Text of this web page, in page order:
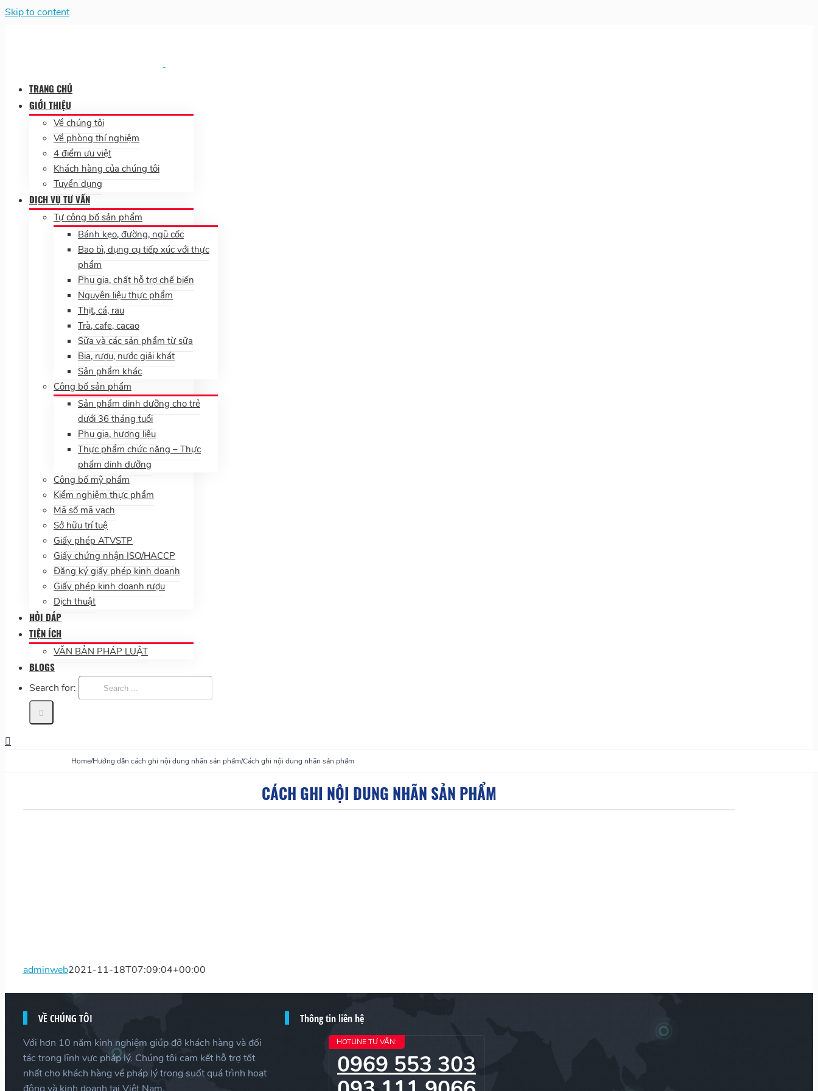
Skip to content
TRANG CHỦ
GIỚI THIỆU
Về chúng tôi
Về phòng thí nghiệm
4 điểm ưu việt
Khách hàng của chúng tôi
Tuyển dụng
DỊCH VỤ TƯ VẤN
Tự công bố sản phẩm
Bánh kẹo, đường, ngũ cốc
Bao bì, dụng cụ tiếp xúc với thực
phẩm
Phụ gia, chất hỗ trợ chế biến
Nguyên liệu thực phẩm
Thịt, cá, rau
Trà, cafe, cacao
Sữa và các sản phẩm từ sữa
Bia, rượu, nước giải khát
Sản phẩm khác
Công bố sản phẩm
Sản phẩm dinh dưỡng cho trẻ
dưới 36 tháng tuổi
Phụ gia, hương liệu
Thực phẩm chức năng – Thực
phẩm dinh dưỡng
Công bố mỹ phẩm
Kiểm nghiệm thực phẩm
Mã số mã vạch
Sở hữu trí tuệ
Giấy phép ATVSTP
Giấy chứng nhận ISO/HACCP
Đăng ký giấy phép kinh doanh
Giấy phép kinh doanh rượu
Dịch thuật
HỎI ĐÁP
TIỆN ÍCH
VĂN BẢN PHÁP LUẬT
BLOGS
Search for:
Home/Hướng dẫn cách ghi nội dung nhãn sản phẩm/Cách ghi nội dung nhãn sản phẩm
CÁCH GHI NỘI DUNG NHÃN SẢN PHẨM
adminweb2021-11-18T07:09:04+00:00
VỀ CHÚNG TÔI
Với hơn 10 năm kinh nghiệm giúp đỡ khách hàng và đối
tác trong lĩnh vực pháp lý. Chúng tôi cam kết hỗ trợ tốt
nhất cho khách hàng về pháp lý trong suốt quá trình hoạt
Thông tin liên hệ
HOTLINE TƯ VẤN:
0969 553 303